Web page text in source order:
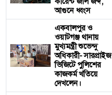
আগুনে ধ্বংস
একবালপুর ও
ওয়াটগঞ্জ থানায়
মুখ্যমন্ত্রী শুভেন্দু
অধিকারী- সারপ্রাইজ
ভিজিটে পুলিশের
কাজকর্ম খতিয়ে
দেখলেন।